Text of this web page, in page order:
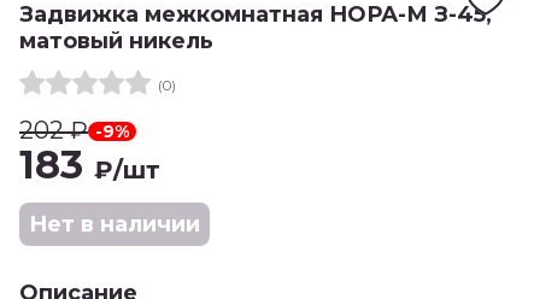
Задвижка межкомнатная НОРА-М З-45,
матовый никель
(0)
202₽ -9%
183 ₽/шт
Нет в наличии
Описание